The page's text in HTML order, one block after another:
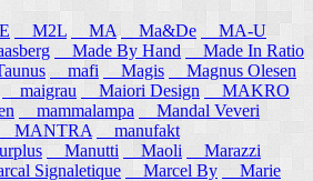
M2L MA Ma&De
MA-U
Made By Hand
Made In Ratio
mafi Magis
Magnus Olesen
maigrau Maiori Design
MAKRO
mammalampa
Mandal Veveri
MANTRA
manufakt
Manutti Maoli
Marazzi
Signaletique Marcel By
Marie